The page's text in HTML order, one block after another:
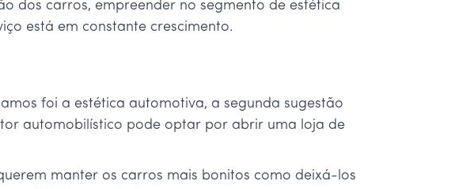
dos carros, empreender no segmento de estética
está em constante crescimento.
foi a estética automotiva, a segunda sugestão
automobilístico pode optar por abrir uma loja de
manter os carros mais bonitos como deixá-los